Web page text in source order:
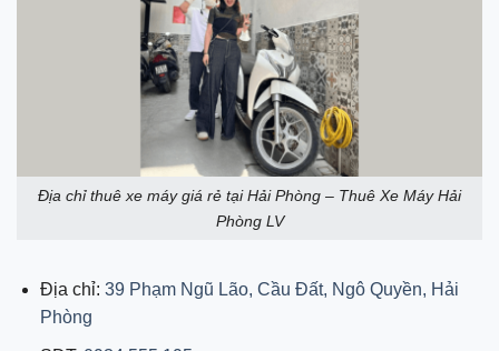
Địa chỉ thuê xe máy giá rẻ tại Hải Phòng – Thuê Xe Máy Hải
Phòng LV
Địa chỉ: 39 Phạm Ngũ Lão, Cầu Đất, Ngô Quyền, Hải
Phòng